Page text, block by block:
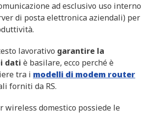
ad esclusivo uso interno
di posta elettronica aziendali) per
lavorativo garantire la
dati è basilare, ecco perché è
tra i modelli di modem router
forniti da RS.
wireless domestico possiede le